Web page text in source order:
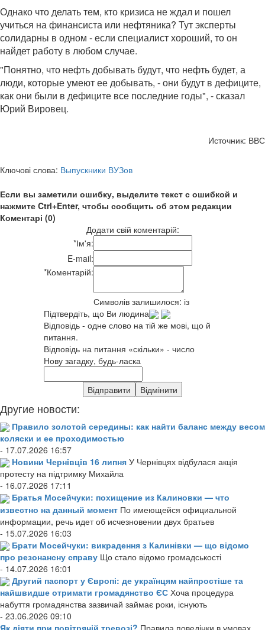
Однако что делать тем, кто кризиса не ждал и пошел
учиться на финансиста или нефтяника? Тут эксперты
солидарны в одном - если специалист хороший, то он
найдет работу в любом случае.
"Понятно, что нефть добывать будут, что нефть будет, а
люди, которые умеют ее добывать, - они будут в дефиците,
как они были в дефиците все последние годы", - сказал
Юрий Вировец.
Источник: ВВС
Ключові слова: Выпускники ВУЗов
Если вы заметили ошибку, выделите текст с ошибкой и
нажмите Ctrl+Enter, чтобы сообщить об этом редакции
Коментарі (0)
Додати свій коментарій:
*Ім'я:
E-mail:
*Коментарій:
Символів залишилося: із
Підтвердіть, що Ви людина
Відповідь - одне слово на тій же мові, що й
питання.
Відповідь на питання «скільки» - число
Нову загадку, будь-ласка
Другие новости:
Правило золотой середины: как найти баланс между весом
коляски и ее проходимостью
- 17.07.2026 16:57
Новини Чернівців 16 липня У Чернівцях відбулася акція
протесту на підтримку Михайла
- 16.07.2026 17:11
Братья Мосейчуки: похищение из Калиновки — что
известно на данный момент По имеющейся официальной
информации, речь идет об исчезновении двух братьев
- 15.07.2026 16:03
Брати Мосейчуки: викрадення з Калинівки — що відомо
про резонансну справу Що стало відомо громадськості
- 14.07.2026 16:01
Другий паспорт у Європі: де українцям найпростіше та
найшвидше отримати громадянство ЄС Хоча процедура
набуття громадянства зазвичай займає роки, існують
- 23.06.2026 09:10